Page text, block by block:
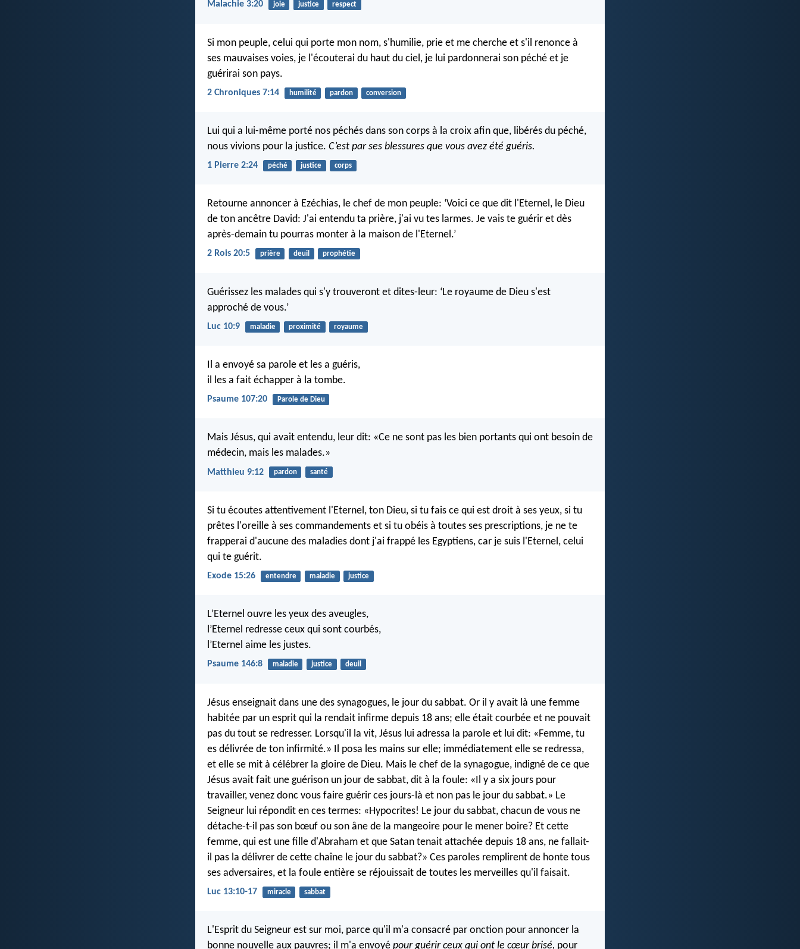
Malachie 3:20 joie justice respect
Si mon peuple, celui qui porte mon nom, s'humilie, prie et me cherche et s'il renonce à
ses mauvaises voies, je l'écouterai du haut du ciel, je lui pardonnerai son péché et je
guérirai son pays.
2 Chroniques 7:14 humilité pardon conversion
Lui qui a lui-même porté nos péchés dans son corps à la croix afin que, libérés du péché,
nous vivions pour la justice. C’est par ses blessures que vous avez été guéris.
1 Pierre 2:24 péché justice corps
Retourne annoncer à Ezéchias, le chef de mon peuple: ‘Voici ce que dit l'Eternel, le Dieu
de ton ancêtre David: J'ai entendu ta prière, j'ai vu tes larmes. Je vais te guérir et dès
après-demain tu pourras monter à la maison de l'Eternel.’
2 Rois 20:5 prière deuil prophétie
Guérissez les malades qui s'y trouveront et dites-leur: ‘Le royaume de Dieu s'est
approché de vous.’
Luc 10:9 maladie proximité royaume
Il a envoyé sa parole et les a guéris,
il les a fait échapper à la tombe.
Psaume 107:20 Parole de Dieu
Mais Jésus, qui avait entendu, leur dit: «Ce ne sont pas les bien portants qui ont besoin de
médecin, mais les malades.»
Matthieu 9:12 pardon santé
Si tu écoutes attentivement l'Eternel, ton Dieu, si tu fais ce qui est droit à ses yeux, si tu
prêtes l'oreille à ses commandements et si tu obéis à toutes ses prescriptions, je ne te
frapperai d'aucune des maladies dont j'ai frappé les Egyptiens, car je suis l'Eternel, celui
qui te guérit.
Exode 15:26 entendre maladie justice
L’Eternel ouvre les yeux des aveugles,
l’Eternel redresse ceux qui sont courbés,
l’Eternel aime les justes.
Psaume 146:8 maladie justice deuil
Jésus enseignait dans une des synagogues, le jour du sabbat. Or il y avait là une femme
habitée par un esprit qui la rendait infirme depuis 18 ans; elle était courbée et ne pouvait
pas du tout se redresser. Lorsqu'il la vit, Jésus lui adressa la parole et lui dit: «Femme, tu
es délivrée de ton infirmité.» Il posa les mains sur elle; immédiatement elle se redressa,
et elle se mit à célébrer la gloire de Dieu. Mais le chef de la synagogue, indigné de ce que
Jésus avait fait une guérison un jour de sabbat, dit à la foule: «Il y a six jours pour
travailler, venez donc vous faire guérir ces jours-là et non pas le jour du sabbat.» Le
Seigneur lui répondit en ces termes: «Hypocrites! Le jour du sabbat, chacun de vous ne
détache-t-il pas son bœuf ou son âne de la mangeoire pour le mener boire? Et cette
femme, qui est une fille d'Abraham et que Satan tenait attachée depuis 18 ans, ne fallait-
il pas la délivrer de cette chaîne le jour du sabbat?» Ces paroles remplirent de honte tous
ses adversaires, et la foule entière se réjouissait de toutes les merveilles qu'il faisait.
Luc 13:10-17 miracle sabbat
L'Esprit du Seigneur est sur moi, parce qu'il m'a consacré par onction pour annoncer la
bonne nouvelle aux pauvres; il m'a envoyé pour guérir ceux qui ont le cœur brisé, pour